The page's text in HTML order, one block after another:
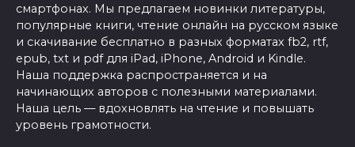
смартфонах. Мы предлагаем новинки литературы,
популярные книги, чтение онлайн на русском языке
и скачивание бесплатно в разных форматах fb2, rtf,
epub, txt и pdf для iPad, iPhone, Android и Kindle.
Наша поддержка распространяется и на
начинающих авторов с полезными материалами.
Наша цель — вдохновлять на чтение и повышать
уровень грамотности.